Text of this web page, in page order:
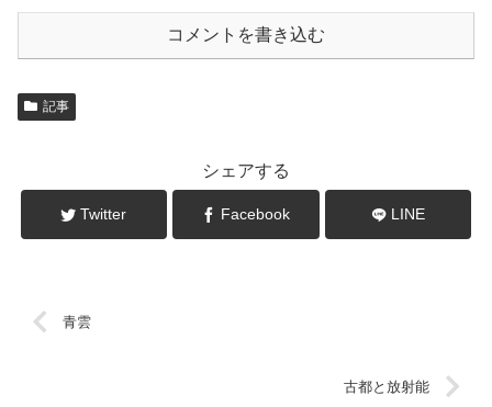
コメントを書き込む
記事
シェアする
Twitter Facebook LINE
青雲
古都と放射能